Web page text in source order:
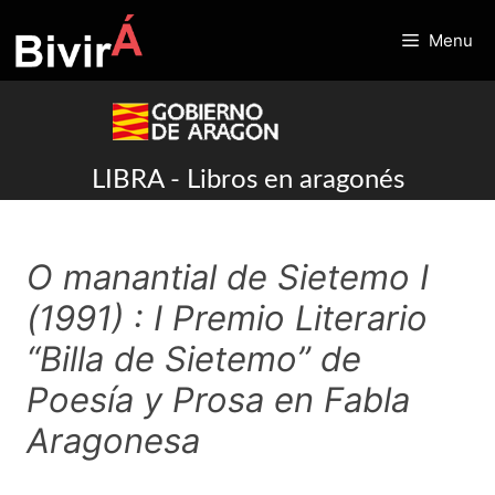
to
content
Menu
LIBRA - Libros en aragonés
O manantial de Sietemo I
(1991) : I Premio Literario
“Billa de Sietemo” de
Poesía y Prosa en Fabla
Aragonesa